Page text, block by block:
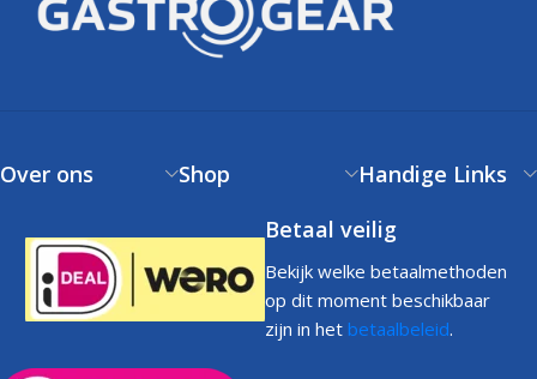
Over ons Shop
Handige Links
Betaal veilig
Bekijk welke betaalmethoden
op dit moment beschikbaar
zijn in het betaalbeleid.